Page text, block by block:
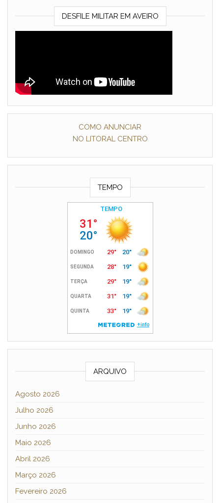
DESFILE MILITAR EM AVEIRO
COMO ANUNCIAR
NO LITORAL CENTRO
TEMPO
ARQUIVO
Agosto 2026
Julho 2026
Junho 2026
Maio 2026
Abril 2026
Março 2026
Fevereiro 2026